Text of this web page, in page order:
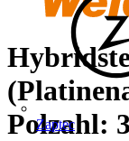
Zaptec
Polzahl: